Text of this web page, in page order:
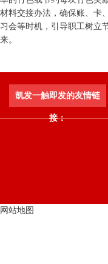
材料交接办法，确保账、卡
习会等时机，引导职工树立
来。
凯发一触即发的友情链
接：
网站地图